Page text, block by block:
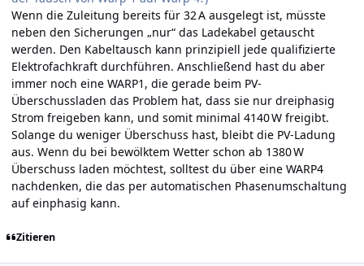
Wenn die Zuleitung bereits für 32 A ausgelegt ist, müsste
neben den Sicherungen „nur“ das Ladekabel getauscht
werden. Den Kabeltausch kann prinzipiell jede qualifizierte
Elektrofachkraft durchführen. Anschließend hast du aber
immer noch eine WARP1, die gerade beim PV-
Überschussladen das Problem hat, dass sie nur dreiphasig
Strom freigeben kann, und somit minimal 4140 W freigibt.
Solange du weniger Überschuss hast, bleibt die PV-Ladung
aus. Wenn du bei bewölktem Wetter schon ab 1380 W
Überschuss laden möchtest, solltest du über eine WARP4
nachdenken, die das per automatischen Phasenumschaltung
auf einphasig kann.
Zitieren